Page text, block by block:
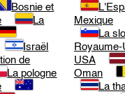
Bosnie et
La
Israël
de
La pologne
Mexique
La
Royaume-
USA
Oman
La